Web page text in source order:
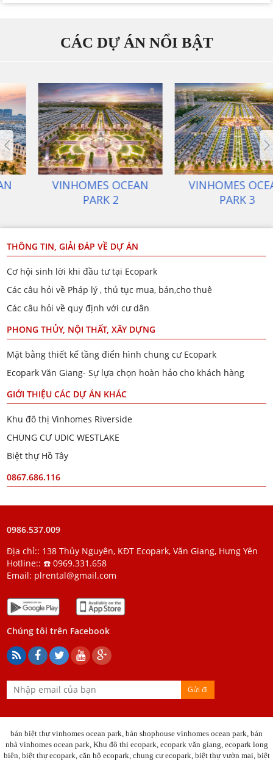
CÁC DỰ ÁN NỔI BẬT
ECOPARK VĂN GIANG
VINHOMES OCEAN
PARK 1
THÔNG TIN, GIẢI ĐÁP VỀ DỰ ÁN
Cơ hội sinh lời khi đầu tư tại Ecopark
Các câu hỏi về Pháp lý , thủ tục mua, bán,cho thuê
Các câu hỏi về quy định với cư dân
PHONG THỦY, NỘI THẤT, XÂY DỰNG
Mặt bằng thiết kế tầng điển hình chung cư Ecopark
Ecopark Văn Giang- Sự lựa chọn hoàn hảo cho khách hàng
GIỚI THIỆU CÁC DỰ ÁN KHÁC
Khu đô thị Vinhomes Riverside
CHUNG CƯ UDIC WESTLAKE
Biệt thự Hồ Tây
0867.686.116
0986.537.009
Địa chỉ:: 138 Thủy Nguyên, KĐT Ecopark, Văn Giang, Hưng Yên
Hotline:: ☎️ 0969.331.658
Email: plrental@gmail.com
Chúng tôi trên Facebook
Gửi đi
bán biệt thự vinhomes ocean park, bán shophouse vinhomes ocean park, bán
nhà vinhomes ocean park, Khu đô thị ecopark, ecopark văn giang, ecopark long
biên, biệt thự ecopark, căn hộ ecopark, chung cư ecopark, biệt thự vườn mai, biệt